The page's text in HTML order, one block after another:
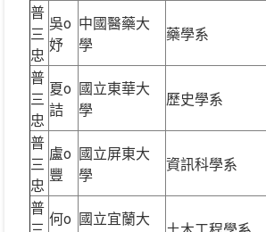
普
三
忠
吳o
妤
中國醫藥大
學
藥學系
普
三
忠
夏o
詰
國立東華大
學
歷史學系
普
三
忠
盧o
豐
國立屏東大
學
資訊科學系
普
何o 國立宜蘭大